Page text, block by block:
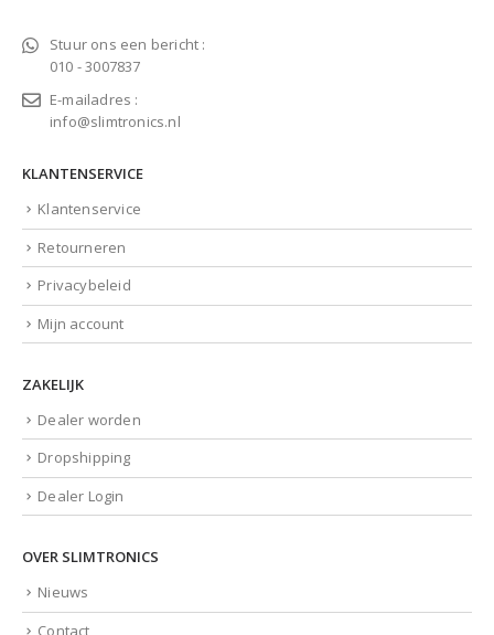
Stuur ons een bericht :
010 - 3007837
E-mailadres :
info@slimtronics.nl
KLANTENSERVICE
Klantenservice
Retourneren
Privacybeleid
Mijn account
ZAKELIJK
Dealer worden
Dropshipping
Dealer Login
OVER SLIMTRONICS
Nieuws
Contact